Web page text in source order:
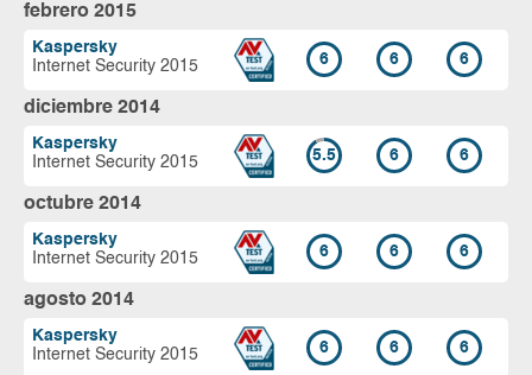
febrero 2015
Kaspersky
Internet Security 2015
6 6 6
diciembre 2014
Kaspersky
Internet Security 2015
5.5 6 6
octubre 2014
Kaspersky
Internet Security 2015
6 6 6
agosto 2014
Kaspersky
Internet Security 2015
6 6 6